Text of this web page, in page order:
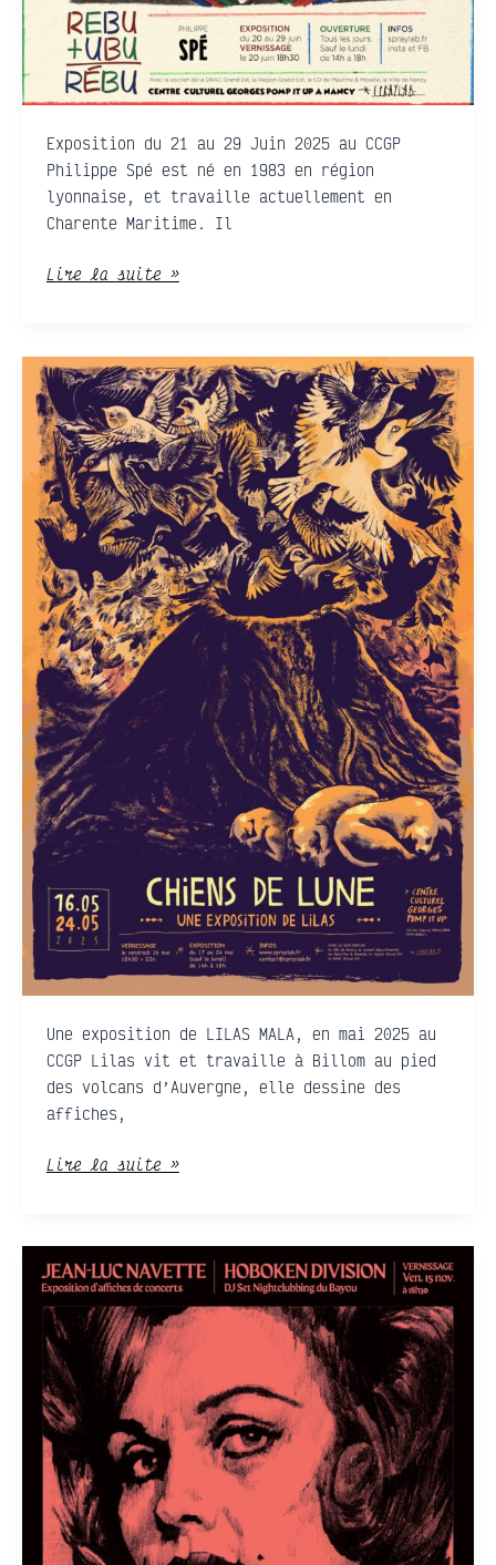
Exposition du 21 au 29 Juin 2025 au CCGP
Philippe Spé est né en 1983 en région
lyonnaise, et travaille actuellement en
Charente Maritime. Il
Lire la suite »
Une exposition de LILAS MALA, en mai 2025 au
CCGP Lilas vit et travaille à Billom au pied
des volcans d’Auvergne, elle dessine des
affiches,
Chiens
de
Lune
• Lilas
Mala
Lire la suite »
Expo
Jean-
Luc
Navette